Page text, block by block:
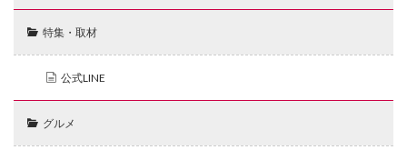
特集・取材
公式LINE
グルメ